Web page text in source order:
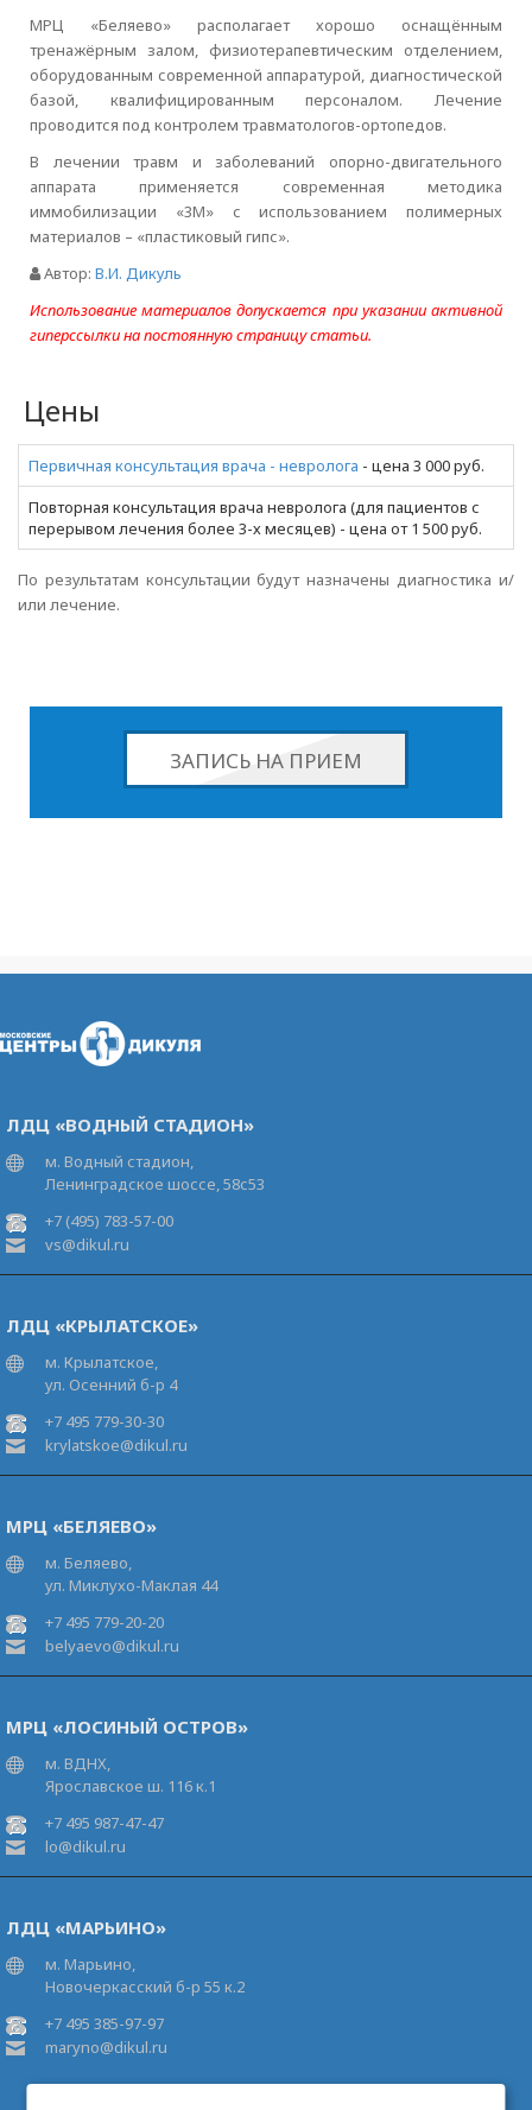
МРЦ «Беляево» располагает хорошо оснащённым
тренажёрным залом, физиотерапевтическим отделением,
оборудованным современной аппаратурой, диагностической
базой, квалифицированным персоналом. Лечение
проводится под контролем травматологов-ортопедов.
В лечении травм и заболеваний опорно-двигательного
аппарата применяется современная методика
иммобилизации «3М» с использованием полимерных
материалов – «пластиковый гипс».
Автор: В.И. Дикуль
Использование материалов допускается при указании активной
гиперссылки на постоянную страницу статьи.
Цены
Первичная консультация врача - невролога - цена 3 000 руб.
Повторная консультация врача невролога (для пациентов с
перерывом лечения более 3-х месяцев) - цена от 1 500 руб.
По результатам консультации будут назначены диагностика и/
или лечение.
ЗАПИСЬ НА ПРИЕМ
ЛДЦ «ВОДНЫЙ СТАДИОН»
м. Водный стадион,
Ленинградское шоссе, 58с53
+7 (495) 783-57-00
vs@dikul.ru
ЛДЦ «КРЫЛАТСКОЕ»
м. Крылатское,
ул. Осенний б-р 4
+7 495 779-30-30
krylatskoe@dikul.ru
МРЦ «БЕЛЯЕВО»
м. Беляево,
ул. Миклухо-Маклая 44
+7 495 779-20-20
belyaevo@dikul.ru
МРЦ «ЛОСИНЫЙ ОСТРОВ»
м. ВДНХ,
Ярославское ш. 116 к.1
+7 495 987-47-47
lo@dikul.ru
ЛДЦ «МАРЬИНО»
м. Марьино,
Новочеркасский б-р 55 к.2
+7 495 385-97-97
maryno@dikul.ru